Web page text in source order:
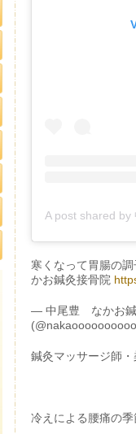
寒くなって胃腸の
かお鍼灸接骨院
— 中尾豊 なかお鍼
鍼灸マッサージ師・
冷えによる腰痛の季